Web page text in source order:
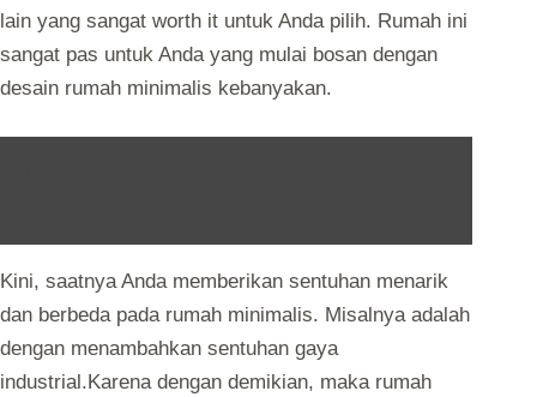
lain yang sangat worth it untuk Anda pilih. Rumah ini
sangat pas untuk Anda yang mulai bosan dengan
desain rumah minimalis kebanyakan.
Kini, saatnya Anda memberikan sentuhan menarik
dan berbeda pada rumah minimalis. Misalnya adalah
dengan menambahkan sentuhan gaya
industrial.Karena dengan demikian, maka rumah